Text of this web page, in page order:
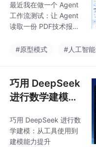
外蹦——每次只生成一
个token,一直重复到结
束。这个过程主要瓶颈
访存密集型任务。两个
格解析成 Agent
可用数据
最近我在做一个 Agent
工作流测试：让 Agent
读取一份 PDF技术报
台、硬件配置、系统环
#原型模式 #人工智能
巧用 DeepSeek
进行数学建模：
模能力提升
巧用 DeepSeek 进行数
学建模：从工具使用到
建模能力提升